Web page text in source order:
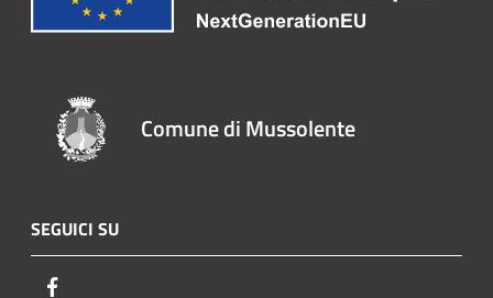
Comune di Mussolente
SEGUICI SU